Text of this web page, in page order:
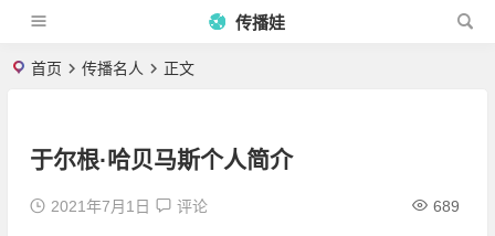
传播娃
首页 传播名人 正文
于尔根·哈贝马斯个人简介
2021年7月1日 评论 689